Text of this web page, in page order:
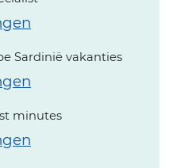
Sardinië vakanties
minutes